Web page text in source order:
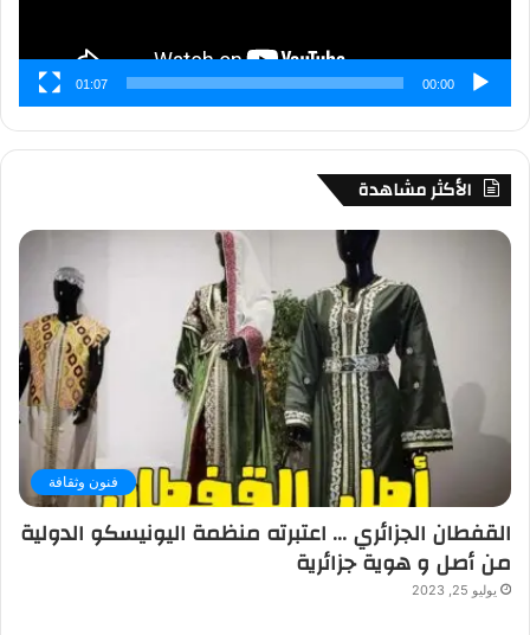
00:00
01:07
الأكثر مشاهدة
فنون وثقافة
القفطان الجزائري … اعتبرته منظمة اليونيسكو الدولية
من أصل و هوية جزائرية
يوليو 25, 2023